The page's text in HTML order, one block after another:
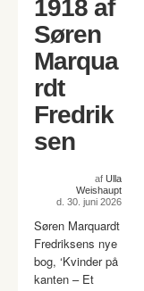
1918 af
Søren
Marqua
rdt
Fredrik
sen
af Ulla
Weishaupt
d. 30. juni 2026
Søren Marquardt
Fredriksens nye
bog, ‘Kvinder på
kanten – Et